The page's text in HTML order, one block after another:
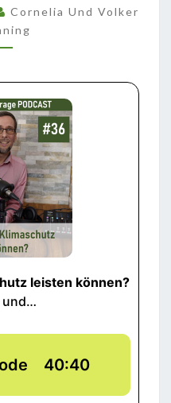
Cornelia Und Volker